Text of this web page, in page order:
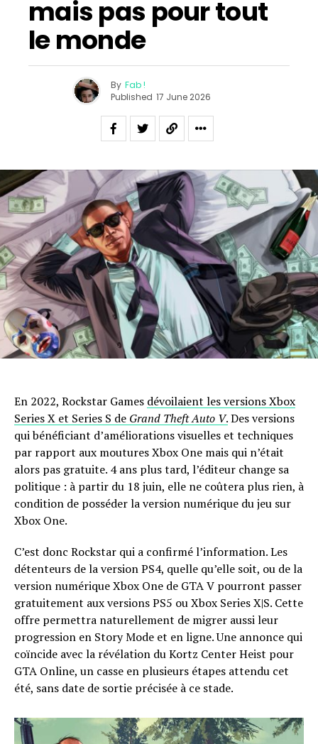
mais pas pour tout
le monde
By Fab !
Published 17 June 2026
En 2022, Rockstar Games dévoilaient les versions Xbox
Series X et Series S de Grand Theft Auto V.Des versions
qui bénéficiant d’améliorations visuelles et techniques
par rapport aux moutures Xbox One mais qui n’était
alors pas gratuite. 4 ans plus tard, l’éditeur change sa
politique : à partir du 18 juin, elle ne coûtera plus rien, à
condition de posséder la version numérique du jeu sur
Xbox One.
C’est donc Rockstar qui a confirmé l’information. Les
détenteurs de la version PS4, quelle qu’elle soit, ou de la
version numérique Xbox One de GTA V pourront passer
gratuitement aux versions PS5 ou Xbox Series X|S. Cette
offre permettra naturellement de migrer aussi leur
progression en Story Mode et en ligne. Une annonce qui
coïncide avec la révélation du Kortz Center Heist pour
GTA Online, un casse en plusieurs étapes attendu cet
été, sans date de sortie précisée à ce stade.